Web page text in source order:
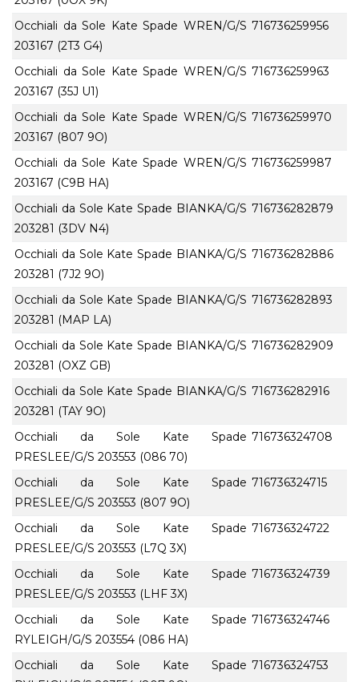
Occhiali da Sole Kate Spade WREN/G/S
203167 (2T3 G4)
716736259956
Occhiali da Sole Kate Spade WREN/G/S
203167 (35J U1)
716736259963
Occhiali da Sole Kate Spade WREN/G/S
203167 (807 9O)
716736259970
Occhiali da Sole Kate Spade WREN/G/S
203167 (C9B HA)
716736259987
Occhiali da Sole Kate Spade BIANKA/G/S
203281 (3DV N4)
716736282879
Occhiali da Sole Kate Spade BIANKA/G/S
203281 (7J2 9O)
716736282886
Occhiali da Sole Kate Spade BIANKA/G/S
203281 (MAP LA)
716736282893
Occhiali da Sole Kate Spade BIANKA/G/S
203281 (OXZ GB)
716736282909
Occhiali da Sole Kate Spade BIANKA/G/S
203281 (TAY 9O)
716736282916
Occhiali da Sole Kate Spade
PRESLEE/G/S 203553 (086 70)
716736324708
Occhiali da Sole Kate Spade
PRESLEE/G/S 203553 (807 9O)
716736324715
Occhiali da Sole Kate Spade
PRESLEE/G/S 203553 (L7Q 3X)
716736324722
Occhiali da Sole Kate Spade
PRESLEE/G/S 203553 (LHF 3X)
716736324739
Occhiali da Sole Kate Spade
RYLEIGH/G/S 203554 (086 HA)
716736324746
Occhiali da Sole Kate Spade 716736324753